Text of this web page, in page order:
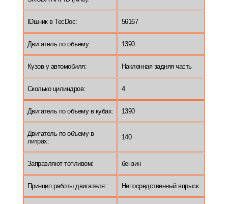
IDшник в TecDoc: 56167
Двигатель по объему: 1390
Кузов у автомобиля: Наклонная задняя часть
Сколько цилиндров: 4
Двигатель по объему в кубах: 1390
Двигатель по объему в
литрах:
140
Заправляют топливом: бензин
Принцип работы двигателя: Непосредственный впрыск